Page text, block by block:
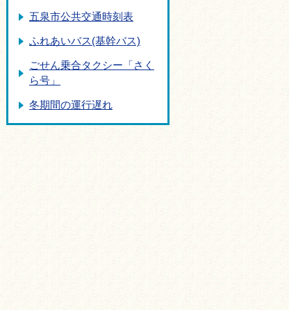
五泉市公共交通時刻表
ふれあいバス(基幹バス)
ごせん乗合タクシー「さく
ら号」
冬期間の運行遅れ